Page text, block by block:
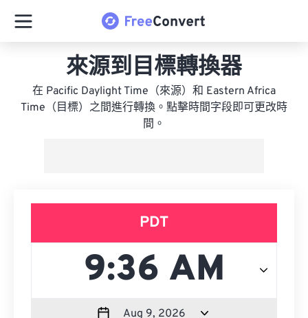
來源到目標轉換器
在 Pacific Daylight Time（來源）和 Eastern Africa
Time（目標）之間進行轉換。點擊時間字段即可更改時
間。
PDT